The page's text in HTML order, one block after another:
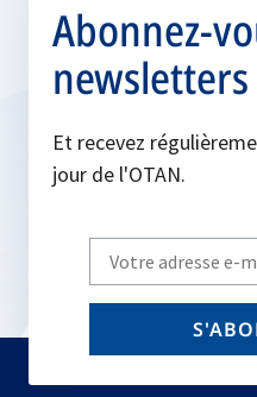
Abonnez-
newsletters
Et recevez
jour de l'OTAN.
Write
your
email